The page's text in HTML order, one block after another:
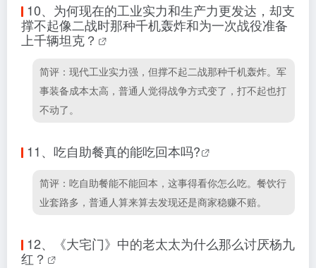
10、 为何现在的工业实力和生产力更发达，却支
撑不起像二战时那种千机轰炸和为一次战役准备
上千辆坦克？
简评：现代工业实力强，但撑不起二战那种千机轰炸。军
事装备成本太高，普通人觉得战争方式变了，打不起也打
不动了。
11、 吃自助餐真的能吃回本吗?
简评：吃自助餐能不能回本，这事得看你怎么吃。餐饮行
业套路多，普通人算来算去发现还是商家稳赚不赔。
12、
《大宅门》中的老太太为什么那么讨厌杨九
红？